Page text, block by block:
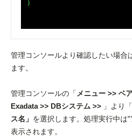
}
管理コンソールより確認したい場合
ます。
管理コンソールの「 メニュー >> ベ
Exadata >> DBシステム >> 」より
ス名」 を選択します。処理実行中は”
表示されます。